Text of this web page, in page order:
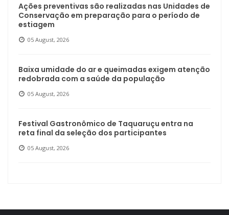
Ações preventivas são realizadas nas Unidades de
Conservação em preparação para o período de
estiagem
05 August, 2026
Baixa umidade do ar e queimadas exigem atenção
redobrada com a saúde da população
05 August, 2026
Festival Gastronômico de Taquaruçu entra na
reta final da seleção dos participantes
05 August, 2026